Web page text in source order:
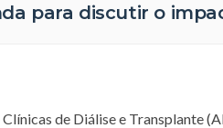
para discutir o
de Diálise e Transplante